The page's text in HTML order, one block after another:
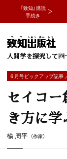
『致知』購読
手続き
人間学を探究して四
6 月号ピックアップ記事
セイコ
き方に学
楡 周平 （作家）